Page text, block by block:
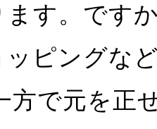
ます。です
ピングな
で元を正